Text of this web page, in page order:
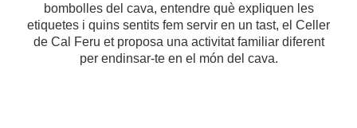
bombolles del cava, entendre què expliquen les
etiquetes i quins sentits fem servir en un tast, el Celler
de Cal Feru et proposa una activitat familiar diferent
per endinsar-te en el món del cava.